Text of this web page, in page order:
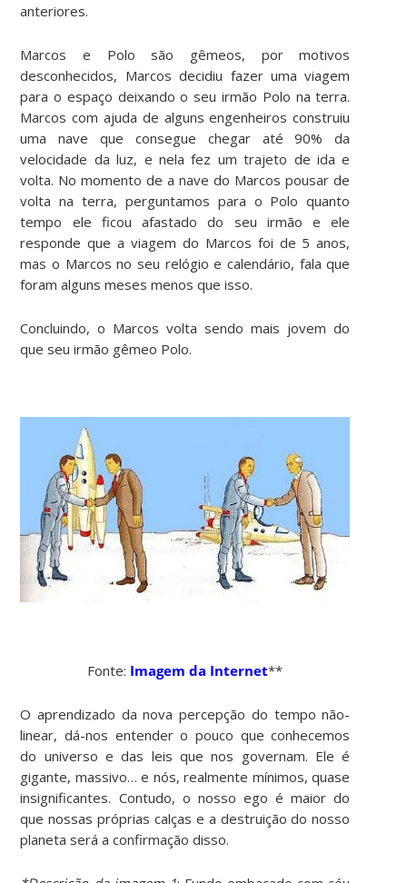
anteriores.
Marcos e Polo são gêmeos, por motivos
desconhecidos, Marcos decidiu fazer uma viagem
para o espaço deixando o seu irmão Polo na terra.
Marcos com ajuda de alguns engenheiros construiu
uma nave que consegue chegar até 90% da
velocidade da luz, e nela fez um trajeto de ida e
volta. No momento de a nave do Marcos pousar de
volta na terra, perguntamos para o Polo quanto
tempo ele ficou afastado do seu irmão e ele
responde que a viagem do Marcos foi de 5 anos,
mas o Marcos no seu relógio e calendário, fala que
foram alguns meses menos que isso.
Concluindo, o Marcos volta sendo mais jovem do
que seu irmão gêmeo Polo.
Fonte: Imagem da Internet**
O aprendizado da nova percepção do tempo não-
linear, dá-nos entender o pouco que conhecemos
do universo e das leis que nos governam. Ele é
gigante, massivo… e nós, realmente mínimos, quase
insignificantes. Contudo, o nosso ego é maior do
que nossas próprias calças e a destruição do nosso
planeta será a confirmação disso.